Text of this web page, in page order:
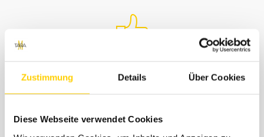
Zustimmung Details Über Cookies
Diese Webseite verwendet Cookies
Kostengünstiger Versand
wir für dich. Einen kleinen Anteil von 4,99€
berechnen wir dir einmalig pro Bestellung für